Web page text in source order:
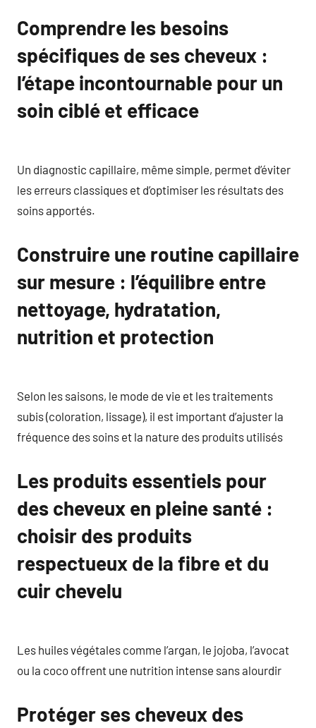
Comprendre les besoins
spécifiques de ses cheveux :
l’étape incontournable pour un
soin ciblé et efficace
Un diagnostic capillaire, même simple, permet d’éviter
les erreurs classiques et d’optimiser les résultats des
soins apportés.
Construire une routine capillaire
sur mesure : l’équilibre entre
nettoyage, hydratation,
nutrition et protection
Selon les saisons, le mode de vie et les traitements
subis (coloration, lissage), il est important d’ajuster la
fréquence des soins et la nature des produits utilisés
Les produits essentiels pour
des cheveux en pleine santé :
choisir des produits
respectueux de la fibre et du
cuir chevelu
Les huiles végétales comme l’argan, le jojoba, l’avocat
ou la coco offrent une nutrition intense sans alourdir
Protéger ses cheveux des